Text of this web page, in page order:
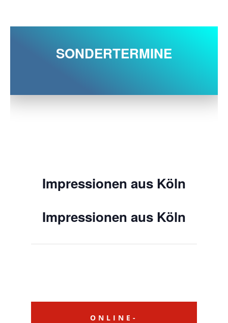
SONDERTERMINE
Impressionen aus Köln
Impressionen aus Köln
ONLINE-